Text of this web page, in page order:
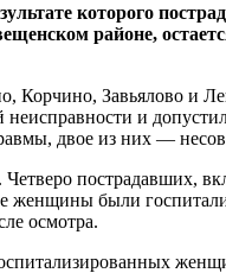
которого
районе,
Завьялово и
и
двое из них —
пострадавших,
были
осмотра.